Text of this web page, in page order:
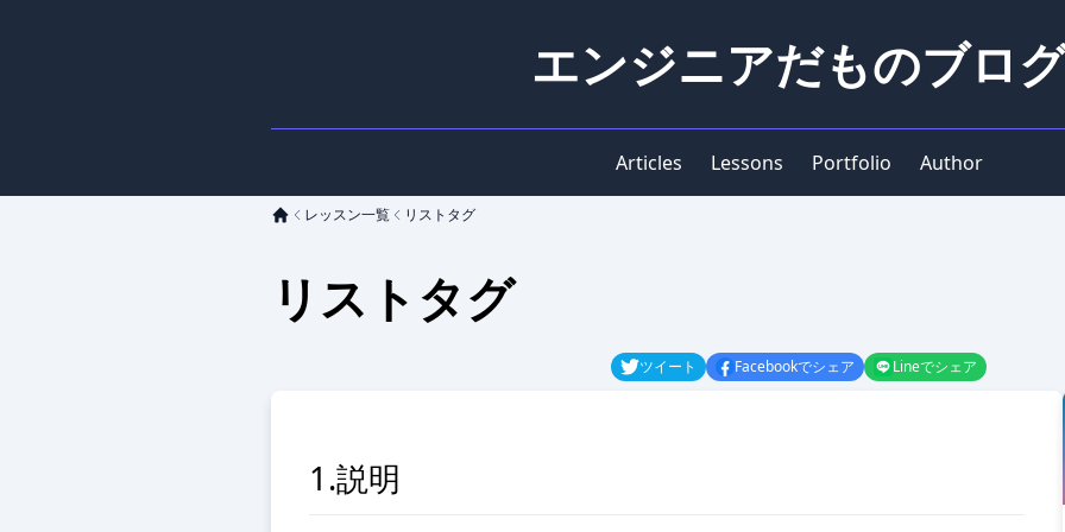
エンジニアだものブロ
Articles Lessons Portfolio Author
レッスン一覧 リストタグ
リストタグ
ツイート Facebookでシェア Lineでシェア
1.説明